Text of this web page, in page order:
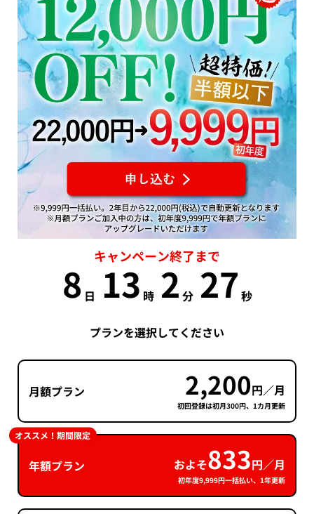
キャンペーン終了まで
8 日 13 時 2 分 26 秒
プランを選択してください
月額プラン 2,200円／月
初回登録は初月300円、1カ月更新
年額プラン およそ833円／月
初年度9,999円一括払い、1年更新
オススメ！期間限定